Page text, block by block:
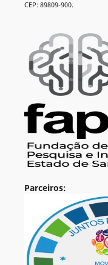
CEP: 89809-900.
Parceiros: